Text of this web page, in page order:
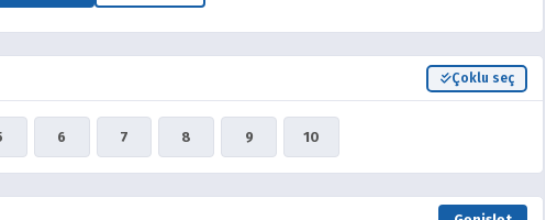
Çoklu seç
6 7 8 9 10